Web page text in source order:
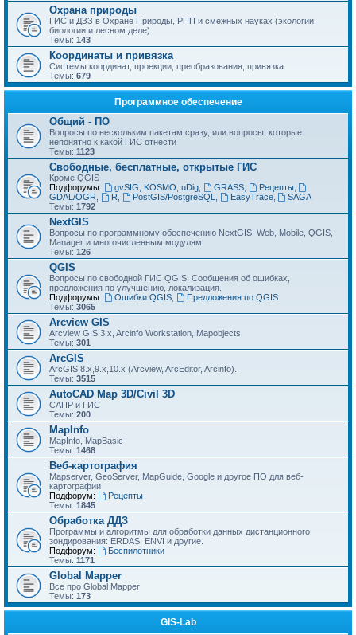
Охрана природы
ГИС и ДЗЗ в Охране Природы, РПП и смежных науках (экологии,
биологии и лесном деле)
Темы: 143
Координаты и привязка
Системы координат, проекции, преобразования, привязка
Темы: 679
Программное обеспечение
Общий - ПО
Вопросы по нескольким пакетам сразу, или вопросы, которые
непонятно к какой ГИС отнести
Темы: 1123
Свободные, бесплатные, открытые ГИС
Кроме QGIS
Подфорумы:
gvSIG, KOSMO, uDig, GRASS, Рецепты,
GDAL/OGR
R PostGIS/PostgreSQL EasyTrace,
SAGA
Темы: 1792
NextGIS
Вопросы по программному обеспечению NextGIS: Web, Mobile, QGIS,
Manager и многочисленным модулям
Темы: 126
QGIS
Вопросы по свободной ГИС QGIS. Сообщения об ошибках,
предложения по улучшению, локализация.
Подфорумы:
Ошибки QGIS,
Предложения по QGIS
Темы: 3065
Arcview GIS
Arcview GIS 3.x, Arcinfo Workstation, Mapobjects
Темы: 301
ArcGIS
ArcGIS 8.x,9.x,10.x (Arcview, ArcEditor, Arcinfo).
Темы: 3515
AutoCAD Map 3D/Civil 3D
САПР и ГИС
Темы: 200
MapInfo
MapInfo, MapBasic
Темы: 1468
Веб-картография
Mapserver, GeoServer, MapGuide, Google и другое ПО для веб-
картографии
Подфорум:
Рецепты
Темы: 1845
Обработка ДДЗ
Программы и алгоритмы для обработки данных дистанционного
зондирования: ERDAS, ENVI и другие.
Подфорум:
Беспилотники
Темы: 1171
Global Mapper
Все про Global Mapper
Темы: 173
GIS-Lab